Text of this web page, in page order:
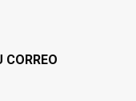
CORREO